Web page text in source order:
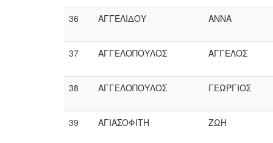
36 ΑΓΓΕΛΙΔΟΥ ΑΝΝΑ
37 ΑΓΓΕΛΟΠΟΥΛΟΣ ΑΓΓΕΛΟΣ
38 ΑΓΓΕΛΟΠΟΥΛΟΣ ΓΕΩΡΓΙΟΣ
39 ΑΓΙΑΣΟΦΙΤΗ ΖΩΗ